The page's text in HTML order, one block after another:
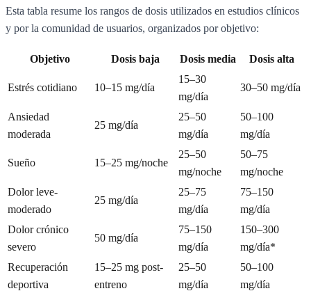
Esta tabla resume los rangos de dosis utilizados en estudios clínicos
y por la comunidad de usuarios, organizados por objetivo:
Objetivo Dosis baja Dosis media Dosis alta
Estrés cotidiano 10–15 mg/día
15–30
mg/día
30–50 mg/día
Ansiedad
moderada
25 mg/día
25–50
mg/día
50–100
mg/día
Sueño 15–25 mg/noche
25–50
mg/noche
50–75
mg/noche
Dolor leve-
moderado
25 mg/día
25–75
mg/día
75–150
mg/día
Dolor crónico
severo
50 mg/día
75–150
mg/día
150–300
mg/día*
Recuperación
deportiva
15–25 mg post-
entreno
25–50
mg/día
50–100
mg/día